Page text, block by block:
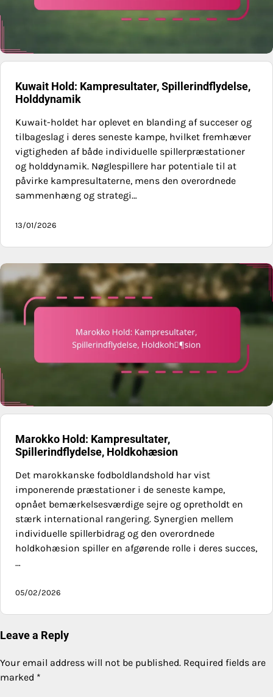
Kuwait Hold: Kampresultater, Spillerindflydelse,
Holddynamik
Kuwait-holdet har oplevet en blanding af succeser og
tilbageslag i deres seneste kampe, hvilket fremhæver
vigtigheden af både individuelle spillerpræstationer
og holddynamik. Nøglespillere har potentiale til at
påvirke kampresultaterne, mens den overordnede
sammenhæng og strategi…
13/01/2026
Marokko Hold: Kampresultater,
Spillerindflydelse, Holdkohæsion
Det marokkanske fodboldlandshold har vist
imponerende præstationer i de seneste kampe,
opnået bemærkelsesværdige sejre og opretholdt en
stærk international rangering. Synergien mellem
individuelle spillerbidrag og den overordnede
holdkohæsion spiller en afgørende rolle i deres succes,
…
05/02/2026
Leave a Reply
Your email address will not be published. Required fields are
marked *